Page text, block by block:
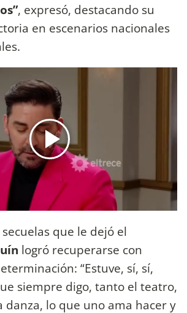
, expresó, destacando su
en escenarios nacionales
que le dejó el
logró recuperarse con
“Estuve, sí, sí,
siempre digo, tanto el teatro,
danza, lo que uno ama hacer y